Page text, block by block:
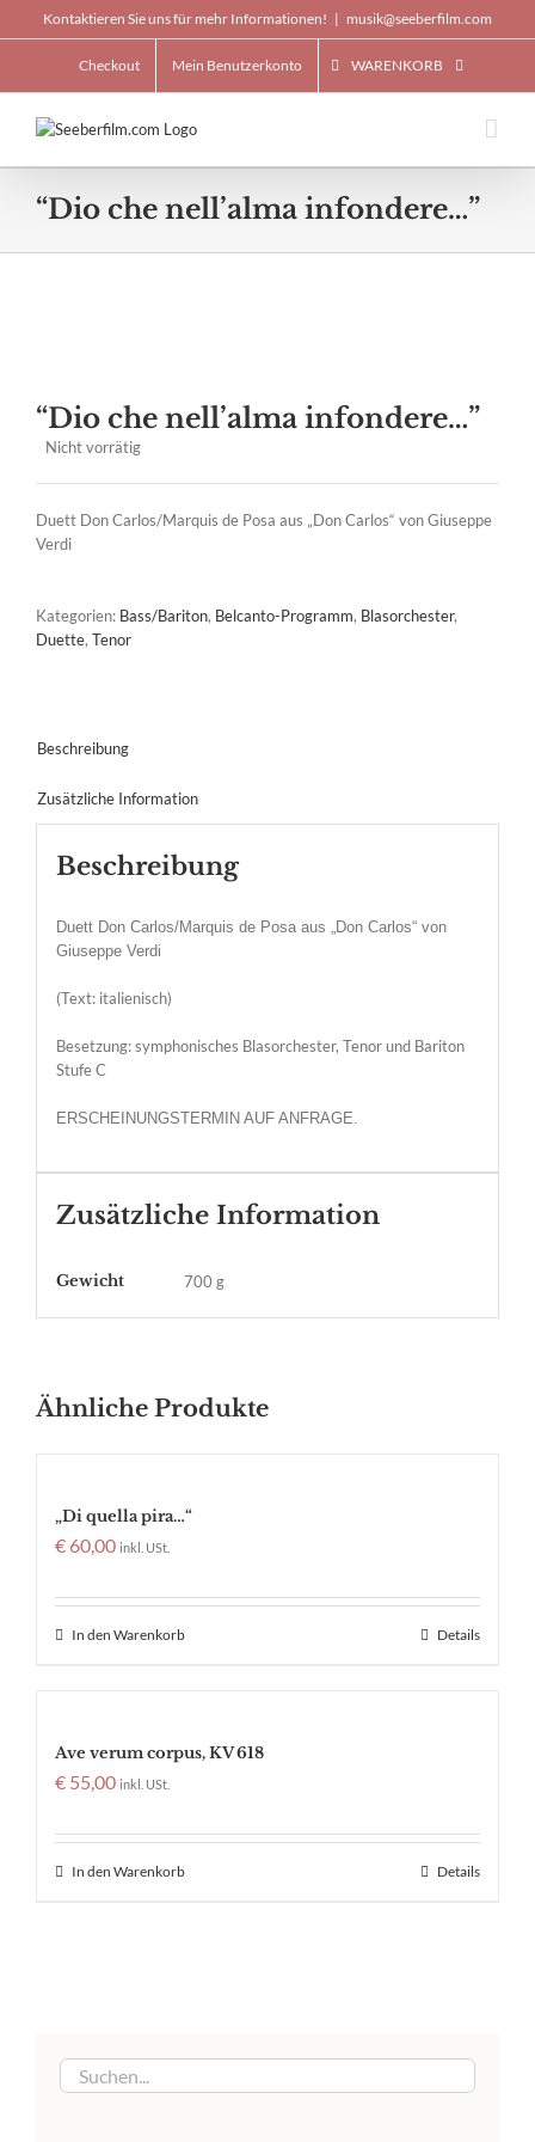
to
Kontaktieren Sie uns für mehr Informationen! | musik@seeberfilm.com
Checkout Mein Benutzerkonto WARENKORB
“Dio che nell’alma infondere…”
“Dio che nell’alma infondere…”
Nicht vorrätig
Duett Don Carlos/Marquis de Posa aus „Don Carlos“ von Giuseppe
Verdi
Kategorien: Bass/Bariton, Belcanto-Programm, Blasorchester,
Duette, Tenor
Beschreibung
Zusätzliche Information
Beschreibung
Duett Don Carlos/Marquis de Posa aus „Don Carlos“ von
Giuseppe Verdi
(Text: italienisch)
Besetzung: symphonisches Blasorchester, Tenor und Bariton
Stufe C
ERSCHEINUNGSTERMIN AUF ANFRAGE.
Zusätzliche Information
Gewicht 700 g
Ähnliche Produkte
„Di quella pira…“
€ 60,00 inkl. USt.
In den Warenkorb Details
Ave verum corpus, KV 618
€ 55,00 inkl. USt.
In den Warenkorb Details